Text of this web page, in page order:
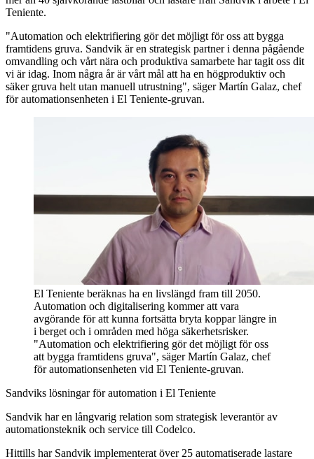
Teniente.
"Automation och elektrifiering gör det möjligt för oss att bygga
framtidens gruva. Sandvik är en strategisk partner i denna pågående
omvandling och vårt nära och produktiva samarbete har tagit oss dit
vi är idag. Inom några år är vårt mål att ha en högproduktiv och
säker gruva helt utan manuell utrustning", säger Martín Galaz, chef
för automationsenheten i El Teniente-gruvan.
El Teniente beräknas ha en livslängd fram till 2050.
Automation och digitalisering kommer att vara
avgörande för att kunna fortsätta bryta koppar längre in
i berget och i områden med höga säkerhetsrisker.
"Automation och elektrifiering gör det möjligt för oss
att bygga framtidens gruva", säger Martín Galaz, chef
för automationsenheten vid El Teniente-gruvan.
Sandviks lösningar för automation i El Teniente
Sandvik har en långvarig relation som strategisk leverantör av
automationsteknik och service till Codelco.
Hittills har Sandvik implementerat över 25 automatiserade lastare